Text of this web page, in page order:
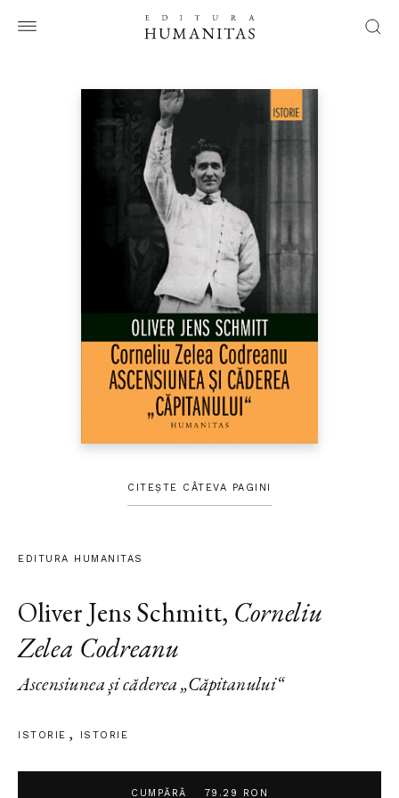
CITEȘTE CÂTEVA PAGINI
EDITURA HUMANITAS
Oliver Jens Schmitt, Corneliu
Zelea Codreanu
Ascensiunea și căderea „Căpitanului“
ISTORIE ISTORIE
CUMPĂRĂ 79.29 RON